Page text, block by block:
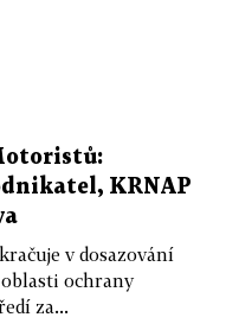
KRNAP
v dosazování
ochrany
za...